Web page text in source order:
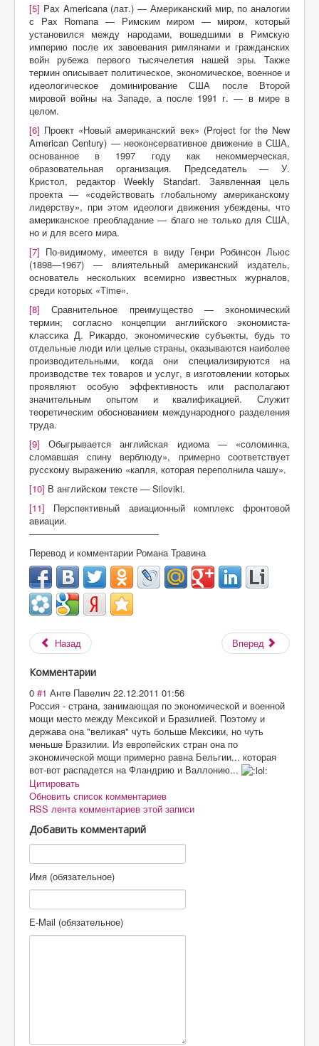
[5] Pax Americana (лат.) — Американский мир, по аналогии
с Pax Romana — Римским миром — миром, который
установился между народами, вошедшими в Римскую
империю после их завоевания римлянами и гражданских
войн рубежа первого тысячелетия нашей эры. Также
термин описывает политическое, экономическое, военное и
идеологическое доминирование США после Второй
мировой войны на Западе, а после 1991 г. — в мире в
целом.
[6] Проект «Новый американский век» (Project for the New
American Century) — неоконсервативное движение в США,
основанное в 1997 году как некоммерческая,
образовательная организация. Председатель — У.
Кристол, редактор Weekly Standart. Заявленная цель
проекта — «содействовать глобальному американскому
лидерству», при этом идеологи движения убеждены, что
американское преобладание — благо не только для США,
но и для всего мира.
[7] По-видимому, имеется в виду Генри Робинсон Льюс
(1898—1967) — влиятельный американский издатель,
основатель нескольких всемирно известных журналов,
среди которых «Time».
[8] Сравнительное преимущество — экономический
термин; согласно концепции английского экономиста-
классика Д. Рикардо, экономические субъекты, будь то
отдельные люди или целые страны, оказываются наиболее
производительными, когда они специализируются на
производстве тех товаров и услуг, в изготовлении которых
проявляют особую эффективность или располагают
значительным опытом и квалификацией. Служит
теоретическим обоснованием международного разделения
труда.
[9] Обыгрывается английская идиома — «соломинка,
сломавшая спину верблюду», примерно соответствует
русскому выражению «капля, которая переполнила чашу».
[10] В английском тексте — Siloviki.
[11] Перспективный авиационный комплекс фронтовой
авиации.
——————————————
Перевод и комментарии Романа Травина
Назад Вперед
Комментарии
0 #1 Анте Павелич 22.12.2011 01:56
Россия - страна, занимающая по экономической и военной
мощи место между Мексикой и Бразилией. Поэтому и
держава она "великая" чуть больше Мексики, но чуть
меньше Бразилии. Из европейских стран она по
экономической мощи примерно равна Бельгии... которая
вот-вот распадется на Фландрию и Валлонию...
Цитировать
Обновить список комментариев
RSS лента комментариев этой записи
Добавить комментарий
Имя (обязательное)
E-Mail (обязательное)